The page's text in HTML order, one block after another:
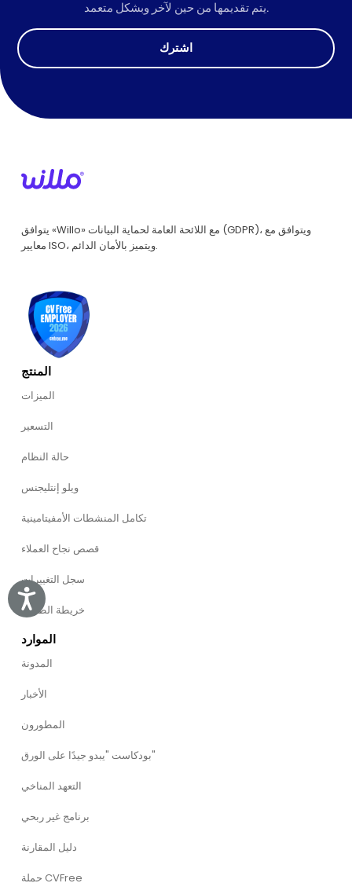
Accessibility
يتم تقديمها من حين لآخر وبشكل متعمد.
اشترك
يتوافق «Willo» مع اللائحة العامة لحماية البيانات (GDPR)، ويتوافق مع
معايير ISO، ويتميز بالأمان الدائم.
المنتج
الميزات
التسعير
حالة النظام
ويلو إنتليجنس
تكامل المنشطات الأمفيتامينية
قصص نجاح العملاء
سجل التغييرات
خريطة الطريق
الموارد
المدونة
الأخبار
المطورون
بودكاست "يبدو جيدًا على الورق"
التعهد المناخي
برنامج غير ربحي
دليل المقارنة
حملة CVFree